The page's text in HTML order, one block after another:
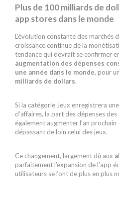
Plus de 100 milliards de
app stores dans le monde
L’évolution constante des marchés
croissance continue de la
tendance qui devrait se confirmer
augmentation des dépenses
une année dans le monde, pour
milliards de dollars.
Si la catégorie Jeux enregistrera
d’affaires, la part des dépenses
également augmenter l’an
dépassant de loin celui des jeux.
Ce changement, largement dû aux
parfaitement l’expansion de l’app
utilisateurs se font de plus en plus